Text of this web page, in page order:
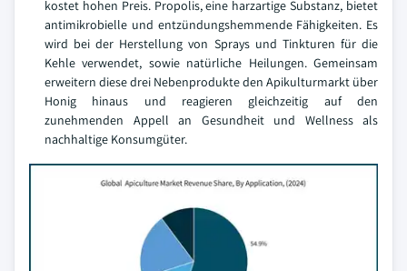
kostet hohen Preis. Propolis, eine harzartige Substanz, bietet
antimikrobielle und entzündungshemmende Fähigkeiten. Es
wird bei der Herstellung von Sprays und Tinkturen für die
Kehle verwendet, sowie natürliche Heilungen. Gemeinsam
erweitern diese drei Nebenprodukte den Apikulturmarkt über
Honig hinaus und reagieren gleichzeitig auf den
zunehmenden Appell an Gesundheit und Wellness als
nachhaltige Konsumgüter.